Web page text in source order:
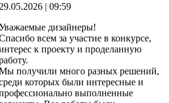
29.05.2026 | 09:59
дизайнеры!
всем за участие в конкурсе,
к проекту и проделанную
получили много разных решений,
которых были интересные и
выполненные